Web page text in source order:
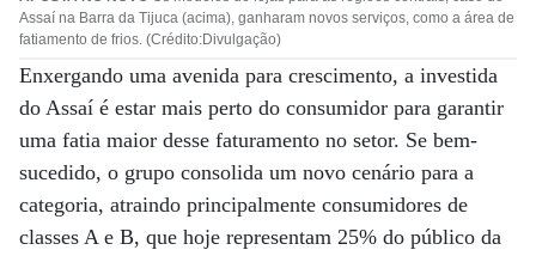
Assaí na Barra da Tijuca (acima), ganharam novos serviços, como a área de
fatiamento de frios. (Crédito:Divulgação)
Enxergando uma avenida para crescimento, a investida
do Assaí é estar mais perto do consumidor para garantir
uma fatia maior desse faturamento no setor. Se bem-
sucedido, o grupo consolida um novo cenário para a
categoria, atraindo principalmente consumidores de
classes A e B, que hoje representam 25% do público da